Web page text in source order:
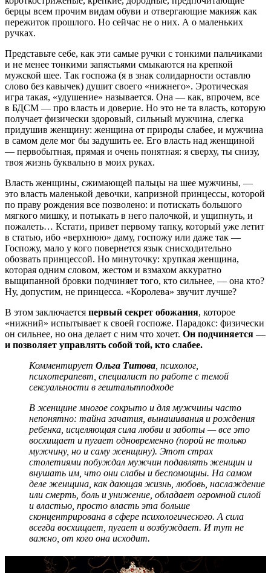
берцы всем прочим видам обуви и отвергающие макияж как
пережиток прошлого. Но сейчас не о них. А о маленьких
ручках.
Представьте себе, как эти самые ручки с тонкими пальчиками
и не менее тонкими запястьями смыкаются на крепкой
мужской шее. Так госпожа (я в знак солидарности оставлю
слово без кавычек) душит своего «нижнего». Эротическая
игра такая, «удушение» называется. Она — как, впрочем, все
в БДСМ — про власть и доверие. Но это не та власть, которую
получает физически здоровый, сильный мужчина, слегка
придушив женщину: женщина от природы слабее, и мужчина
в самом деле мог бы задушить ее. Его власть над женщиной
— первобытная, прямая и очень понятная: я сверху, ты снизу,
твоя жизнь буквально в моих руках.
Власть женщины, сжимающей пальцы на шее мужчины, —
это власть маленькой девочки, капризной принцессы, которой
по праву рождения все позволено: и потискать большого
мягкого мишку, и потыкать в него палочкой, и ущипнуть, и
пожалеть… Кстати, привет первому тапку, который уже летит
в статью, ибо «верхнюю» даму, госпожу или даже так —
Госпожу, мало у кого повернется язык снисходительно
обозвать принцессой. Но минуточку: хрупкая женщина,
которая одним словом, жестом и взмахом аккуратно
выщипанной бровки подчиняет того, кто сильнее, — она кто?
Ну, допустим, не принцесса. «Королева» звучит лучше?
В этом заключается первый секрет обожания, которое
«нижний» испытывает к своей госпоже. Парадокс: физически
он сильнее, но она делает с ним что хочет. Он подчиняется—
и позволяет управлять собой той, кто слабее.
Комментирует Ольга Титова , психолог,
психотерапевт, специалист по работе с темой
сексуальности в гештальтподходе
В женщине многое сокрыто и для мужчины часто
непонятно: тайна зачатия, вынашивания и рождения
ребенка, исцеляющая сила любви и заботы — все это
восхищает и пугает одновременно (порой не только
мужчину, но и саму женщину). Этот страх
столетиями побуждал мужчин подавлять женщин и
внушать им, что они слабы и беспомощны. На самом
деле женщина, как дающая жизнь, любовь, наслаждение
или смерть, боль и унижение, обладает огромной силой
и властью, просто власть эта больше
сконцентрирована в сфере психологического. А сила
всегда восхищает, пугает и возбуждает. И тут не
важно, от кого она исходит.